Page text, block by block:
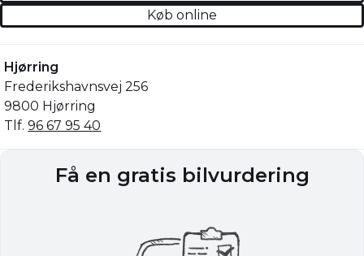
Køb online
Hjørring
Frederikshavnsvej 256
9800 Hjørring
Tlf.96 67 95 40
Få en gratis bilvurdering